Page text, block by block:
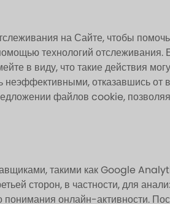
на Сайте, чтобы
технологий
в виду, что такие действия
неэффективными, отказавшись
файлов cookie,
такими как Google
сторон, в частности, для
онлайн-активности.